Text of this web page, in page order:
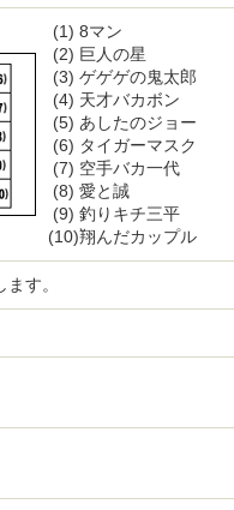
(1) 8マン
(2) 巨人の星
(3) ゲゲゲの鬼太郎
(4) 天才バカボン
(5) あしたのジョー
(6) タイガーマスク
(7) 空手バカ一代
(8) 愛と誠
(9) 釣りキチ三平
(10)翔んだカップル
す。